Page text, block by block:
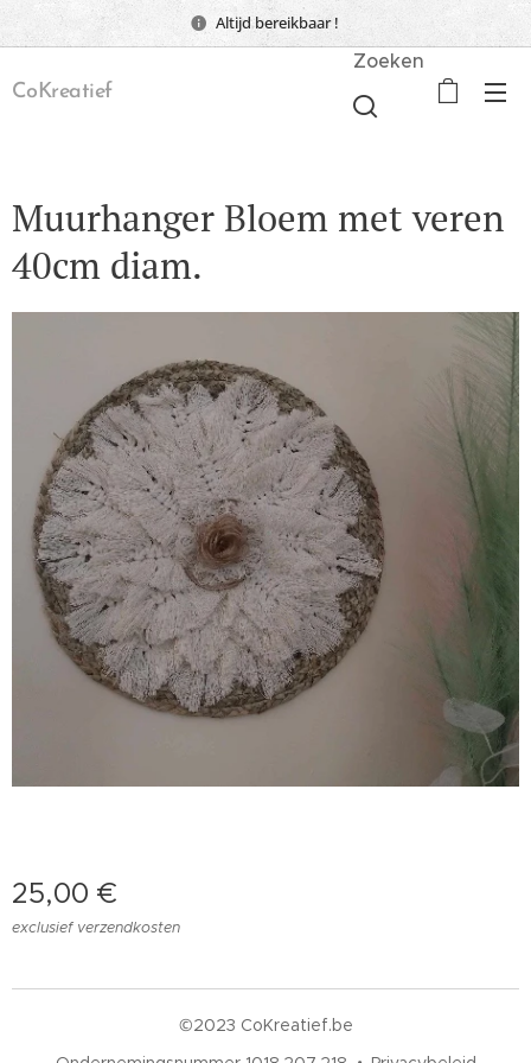
Altijd bereikbaar !
CoKreatief
Zoeken
Muurhanger Bloem met veren
40cm diam.
25,00 €
exclusief verzendkosten
©2023 CoKreatief.be